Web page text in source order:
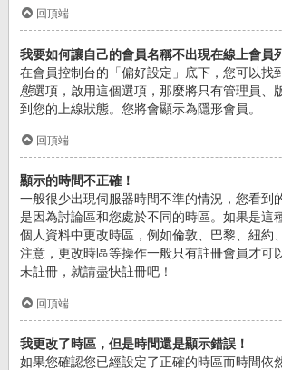
回頂端
我要如何讓自己的會員名稱不出現在線上會員
在會員控制台的「偏好設定」底下，您可以找
態選項，啟用這個選項，那麼將只有管理員、
到您的上線狀態。您將會顯示為隱形會員。
回頂端
顯示的時間不正確！
一般很少出現伺服器時間不準的情況，您看到
是因為討論區和您處於不同的時區。如果是這
個人資料中更改時區，例如倫敦、巴黎、紐約
注意，更改時區等操作一般只有註冊會員才可
未註冊，就請盡快註冊吧！
回頂端
我更改了時區，但是時間還是顯示錯誤！
如果您確認您已經設定了正確的時區而時間依